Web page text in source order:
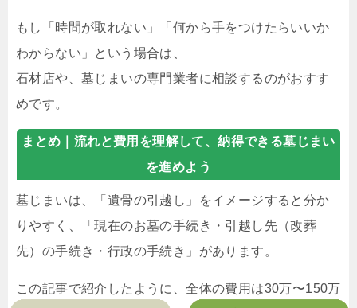
もし「時間が取れない」「何から手をつけたらいいか
わからない」という場合は、
石材店や、墓じまいの専門業者に相談するのがおすす
めです。
まとめ｜ 流れと費用を理解して、納得できる墓じまい
を進めよう
墓じまいは、「遺骨の引越し」をイメージすると分か
りやすく、「現在のお墓の手続き・引越し先（改葬
先）の手続き・行政の手続き」があります。
この記事で紹介したように、全体の費用は30万〜150万